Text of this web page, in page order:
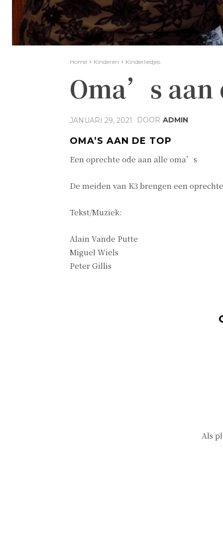
Home Kinderen Kinderliedjes
Oma’s aan
JANUARI 29, 2021 DOOR ADMIN
OMA’S AAN DE TOP
Een oprechte ode aan alle oma’s
De meiden van K3 brengen een
Tekst/Muziek:
Alain Vande Putte
Miguel Wiels
Peter Gillis
Als